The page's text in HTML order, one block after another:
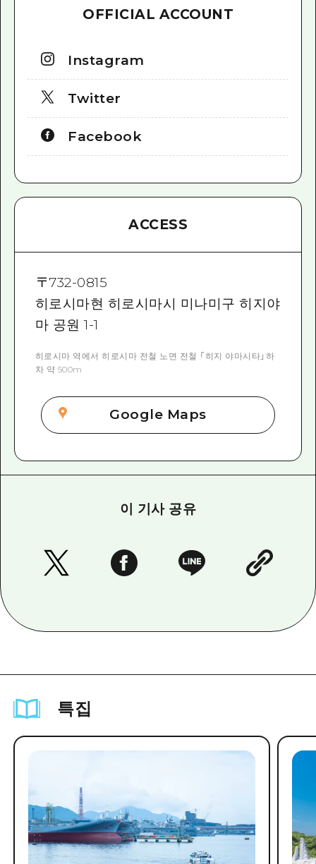
OFFICIAL ACCOUNT
Instagram
Twitter
Facebook
ACCESS
〒732-0815
히로시마현 히로시마시 미나미구 히지야
마 공원 1-1
히로시마 역에서 히로시마 전철 노면 전철 「히지 야마시타」하
차 약 500m
Google Maps
이 기사 공유
특집